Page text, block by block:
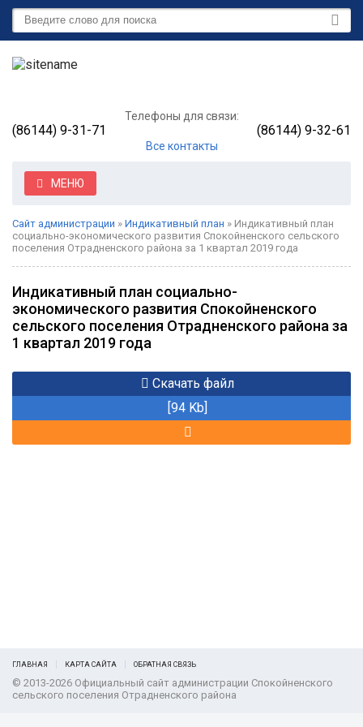
Телефоны для связи:
(86144) 9-31-71 (86144) 9-32-61
Все контакты
МЕНЮ
Сайт администрации » Индикативный план » Индикативный план
социально-экономического развития Спокойненского сельского
поселения Отрадненского района за 1 квартал 2019 года
Индикативный план социально-
экономического развития Спокойненского
сельского поселения Отрадненского района за
1 квартал 2019 года
Скачать файл
[94 Kb]
ГЛАВНАЯ КАРТА САЙТА ОБРАТНАЯ СВЯЗЬ
© 2013-2026 Официальный сайт администрации Спокойненского
сельского поселения Отрадненского района